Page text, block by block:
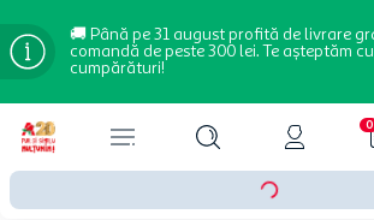
🚚 Până pe 31 august profită de livrare
comandă de peste 300 lei. Te așteptăm
cumpărături!
0